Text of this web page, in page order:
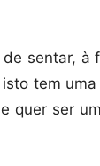
sentar, à
tem
quer ser